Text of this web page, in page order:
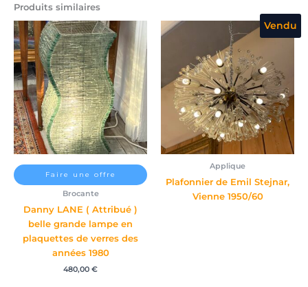
Produits similaires
Faire une offre
Brocante
Danny LANE ( Attribué )
belle grande lampe en
plaquettes de verres des
années 1980
480,00 €
Vendu
Applique
Plafonnier de Emil Stejnar,
Vienne 1950/60